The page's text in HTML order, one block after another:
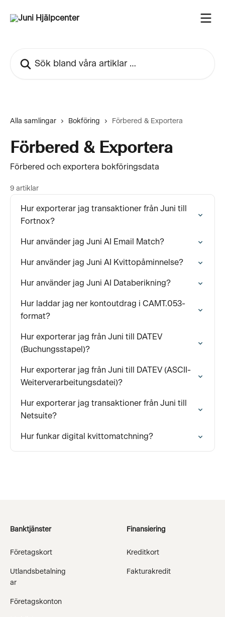
Alla samlingar Bokföring Förbered & Exportera
Förbered & Exportera
Förbered och exportera bokföringsdata
9 artiklar
Hur exporterar jag transaktioner från Juni till
Fortnox?
Hur använder jag Juni AI Email Match?
Hur använder jag Juni AI Kvittopåminnelse?
Hur använder jag Juni AI Databerikning?
Hur laddar jag ner kontoutdrag i CAMT.053-
format?
Hur exporterar jag från Juni till DATEV
(Buchungsstapel)?
Hur exporterar jag från Juni till DATEV (ASCII-
Weiterverarbeitungsdatei)?
Hur exporterar jag transaktioner från Juni till
Netsuite?
Hur funkar digital kvittomatchning?
Banktjänster
Företagskort
Utlandsbetalning
ar
Företagskonton
Finansiering
Kreditkort
Fakturakredit